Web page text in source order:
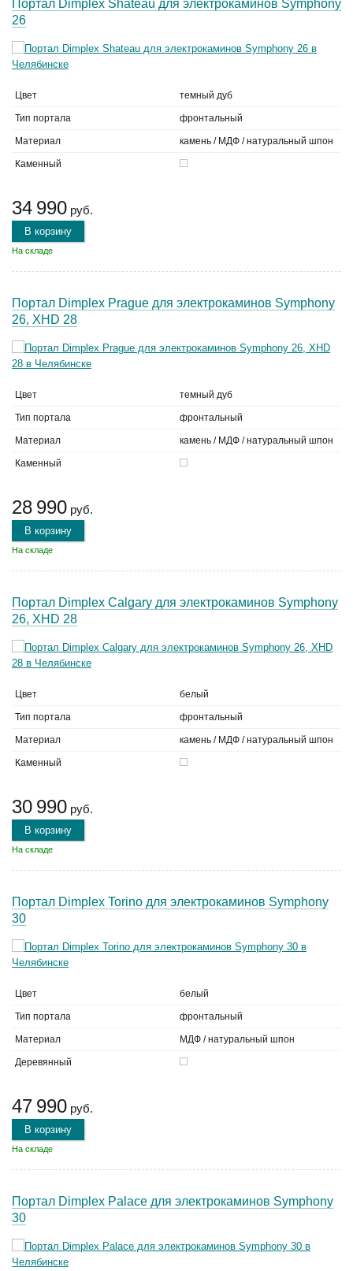
Портал Dimplex Shateau для электрокаминов Symphony
26
Цвет темный дуб
Тип портала фронтальный
Материал камень / МДФ / натуральный шпон
Каменный
34 990 руб.
В корзину
На складе
Портал Dimplex Prague для электрокаминов Symphony
26, XHD 28
Цвет темный дуб
Тип портала фронтальный
Материал камень / МДФ / натуральный шпон
Каменный
28 990 руб.
В корзину
На складе
Портал Dimplex Calgary для электрокаминов Symphony
26, XHD 28
Цвет белый
Тип портала фронтальный
Материал камень / МДФ / натуральный шпон
Каменный
30 990 руб.
В корзину
На складе
Портал Dimplex Torino для электрокаминов Symphony
30
Цвет белый
Тип портала фронтальный
Материал МДФ / натуральный шпон
Деревянный
47 990 руб.
В корзину
На складе
Портал Dimplex Palace для электрокаминов Symphony
30